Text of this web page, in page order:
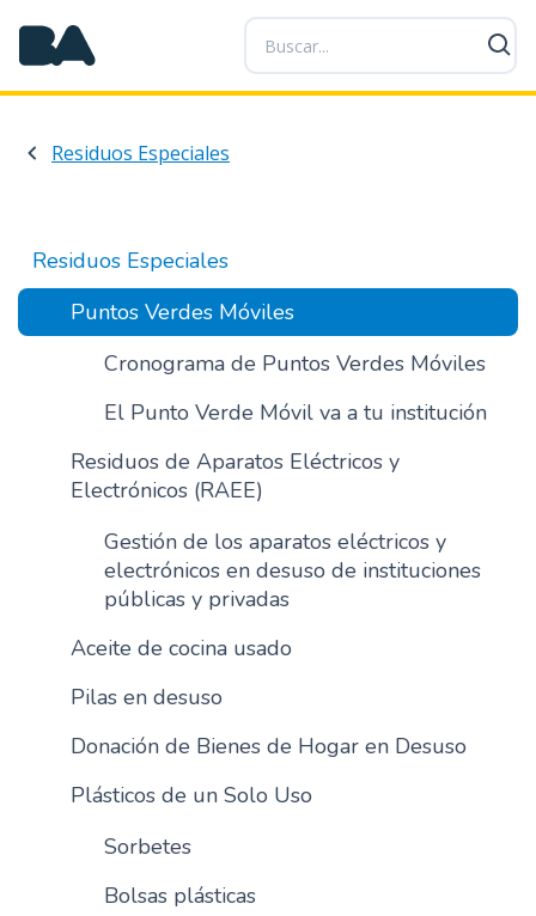
P
a
s
a
t
e
n
d
p
i
n
c
p
Residuos Especiales
Residuos Especiales
Puntos Verdes Móviles
Cronograma de Puntos Verdes Móviles
El Punto Verde Móvil va a tu institución
Residuos de Aparatos Eléctricos y
Electrónicos (RAEE)
Gestión de los aparatos eléctricos y
electrónicos en desuso de instituciones
públicas y privadas
Aceite de cocina usado
Pilas en desuso
Donación de Bienes de Hogar en Desuso
Plásticos de un Solo Uso
Sorbetes
Bolsas plásticas